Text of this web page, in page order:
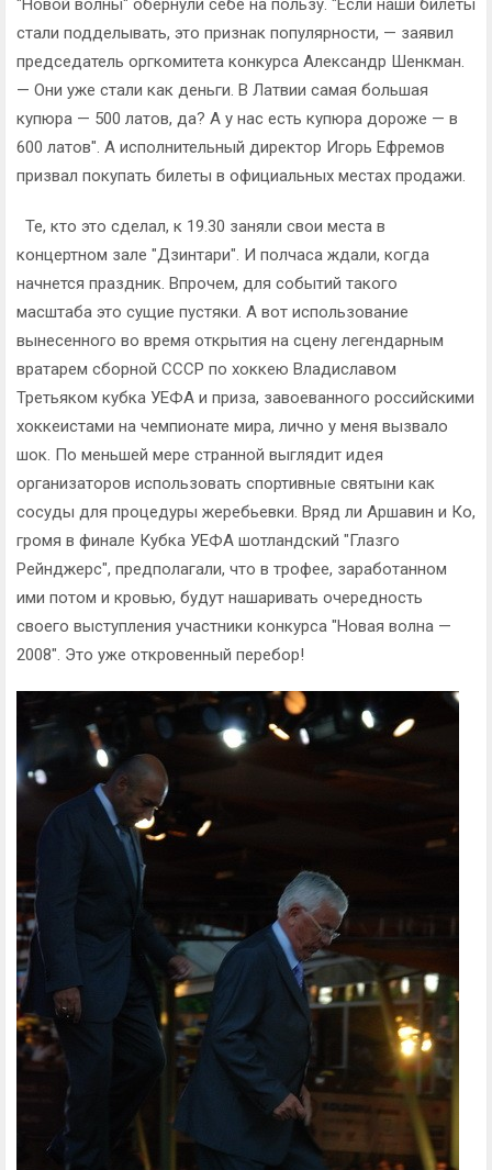
"Новой волны" обернули себе на пользу. "Если наши билеты
стали подделывать, это признак популярности, — заявил
председатель оргкомитета конкурса Александр Шенкман.
— Они уже стали как деньги. В Латвии самая большая
купюра — 500 латов, да? А у нас есть купюра дороже — в
600 латов". А исполнительный директор Игорь Ефремов
призвал покупать билеты в официальных местах продажи.
Те, кто это сделал, к 19.30 заняли свои места в
концертном зале "Дзинтари". И полчаса ждали, когда
начнется праздник. Впрочем, для событий такого
масштаба это сущие пустяки. А вот использование
вынесенного во время открытия на сцену легендарным
вратарем сборной СССР по хоккею Владиславом
Третьяком кубка УЕФА и приза, завоеванного российскими
хоккеистами на чемпионате мира, лично у меня вызвало
шок. По меньшей мере странной выглядит идея
организаторов использовать спортивные святыни как
сосуды для процедуры жеребьевки. Вряд ли Аршавин и Ко,
громя в финале Кубка УЕФА шотландский "Глазго
Рейнджерс", предполагали, что в трофее, заработанном
ими потом и кровью, будут нашаривать очередность
своего выступления участники конкурса "Новая волна —
2008". Это уже откровенный перебор!